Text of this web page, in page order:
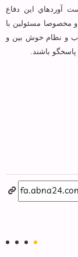
آوردهاي اين دفاع
مخصوصا مسئولين با
و نظام خوش بين و
پاسخگو باشند.